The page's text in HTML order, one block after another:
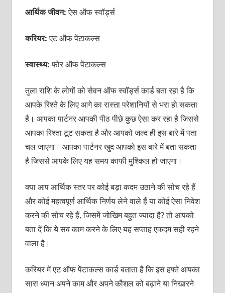
आर्थिक जीवन:ऐस ऑफ स्वॉर्ड्स
करियर:एट ऑफ पेंटाकल्‍स
स्वास्थ्य:फोर ऑफ पेंटाकल्‍स
तुला राशि के लोगों को सेवन ऑफ स्‍वॉर्ड्स कार्ड बता रहा है कि
आपके रिश्‍ते के लिए आगे का रास्‍ता परेशानियों से भरा हो सकता
है। आपका पार्टनर आपकी पीठ पीछे कुछ ऐसा कर रहा है जिससे
आपका रिश्‍ता टूट सकता है और आपको जल्‍द ही इस बारे में पता
चल जाएगा। आपका पार्टनर खुद आपको इस बारे में बता सकता
है जिससे आपके लिए यह समय काफी मुश्किल हो जाएगा।
क्‍या आप आर्थिक स्‍तर पर कोई बड़ा कदम उठाने की सोच रहे हैं
और कोई महत्वपूर्ण आर्थिक निर्णय लेने वाले हैं या कोई ऐसा निवेश
करने की सोच रहे हैं, जिसमें जोखिम बहुत ज्‍यादा है? तो आपको
बता दें कि ये सब काम करने के लिए यह सप्‍ताह एकदम सही रहने
वाला है।
करियर में एट ऑफ पेंटाकल्‍स कार्ड बताता है कि इस हफ्ते आपका
सारा ध्‍यान अपने काम और अपने कौशल को बढ़ाने या निखारने